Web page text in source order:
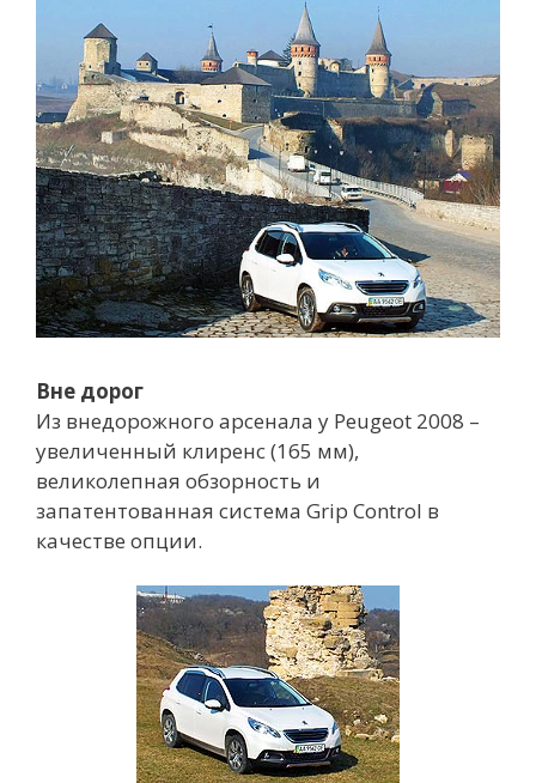
Вне дорог
Из внедорожного арсенала у Peugeot 2008 –
увеличенный клиренс (165 мм),
великолепная обзорность и
запатентованная система Grip Control в
качестве опции.